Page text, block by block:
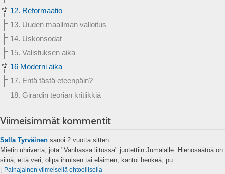
12. Reformaatio
13. Uuden maailman valloitus
14. Uskonsodat
15. Valistuksen aika
16 Moderni aika
17. Entä tästä eteenpäin?
18. Girardin teorian kritiikkiä
Viimeisimmät kommentit
Salla Tyrväinen sanoi 2 vuotta sitten:
Mietin uhriverta, jota "Vanhassa liitossa" juotettiin Jumalalle. Hienosäätöä on
siinä, että veri, olipa ihmisen tai eläimen, kantoi henkeä, pu...
⌊ Painajainen viimeisellä ehtoollisella